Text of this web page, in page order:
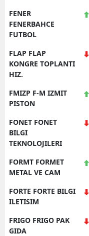
FENER
FENERBAHCE
FUTBOL
FLAP FLAP
KONGRE TOPLANTI
HIZ.
FMIZP F-M IZMIT
PISTON
FONET FONET
BILGI
TEKNOLOJILERI
FORMT FORMET
METAL VE CAM
FORTE FORTE BILGI
ILETISIM
FRIGO FRIGO PAK
GIDA